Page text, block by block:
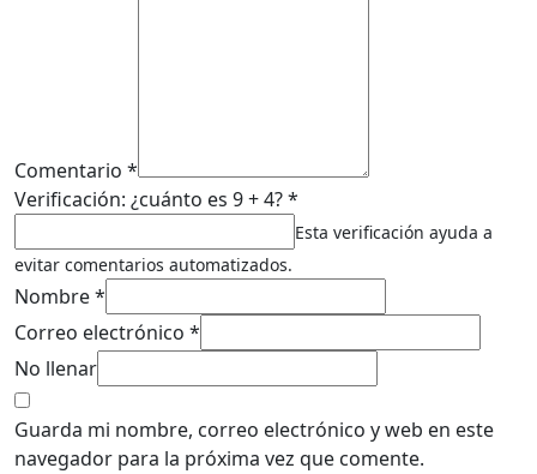
Comentario *
Verificación: ¿cuánto es 9 + 4? *
Esta verificación ayuda a
evitar comentarios automatizados.
Nombre *
Correo electrónico *
No llenar
Guarda mi nombre, correo electrónico y web en este
navegador para la próxima vez que comente.